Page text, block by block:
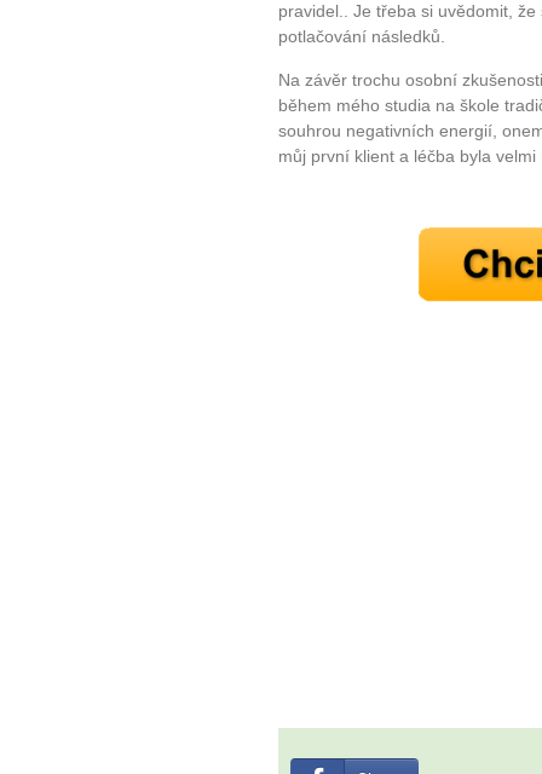
pravidel.. Je třeba si uvědomit,
potlačování následků.
Na závěr trochu osobní
během mého studia na škole
souhrou negativních energií,
můj první klient a léčba byla velmi